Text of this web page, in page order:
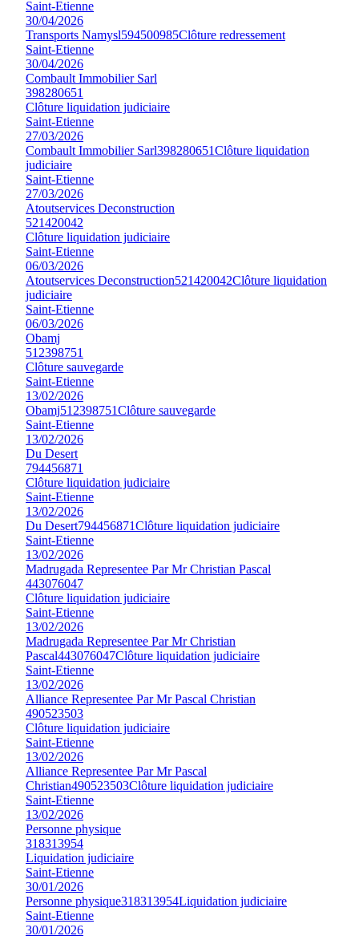
Saint-Etienne
30/04/2026
Transports Namysl594500985Clôture redressement
Saint-Etienne
30/04/2026
Combault Immobilier Sarl
398280651
Clôture liquidation judiciaire
Saint-Etienne
27/03/2026
Combault Immobilier Sarl398280651Clôture liquidation
judiciaire
Saint-Etienne
27/03/2026
Atoutservices Deconstruction
521420042
Clôture liquidation judiciaire
Saint-Etienne
06/03/2026
Atoutservices Deconstruction521420042Clôture liquidation
judiciaire
Saint-Etienne
06/03/2026
Obamj
512398751
Clôture sauvegarde
Saint-Etienne
13/02/2026
Obamj512398751Clôture sauvegarde
Saint-Etienne
13/02/2026
Du Desert
794456871
Clôture liquidation judiciaire
Saint-Etienne
13/02/2026
Du Desert794456871Clôture liquidation judiciaire
Saint-Etienne
13/02/2026
Madrugada Representee Par Mr Christian Pascal
443076047
Clôture liquidation judiciaire
Saint-Etienne
13/02/2026
Madrugada Representee Par Mr Christian
Pascal443076047Clôture liquidation judiciaire
Saint-Etienne
13/02/2026
Alliance Representee Par Mr Pascal Christian
490523503
Clôture liquidation judiciaire
Saint-Etienne
13/02/2026
Alliance Representee Par Mr Pascal
Christian490523503Clôture liquidation judiciaire
Saint-Etienne
13/02/2026
Personne physique
318313954
Liquidation judiciaire
Saint-Etienne
30/01/2026
Personne physique318313954Liquidation judiciaire
Saint-Etienne
30/01/2026